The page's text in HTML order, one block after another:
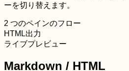
ーを切り替えます。
2 つのペインのフロー
HTML出力
ライブプレビュー
Markdown / HTML